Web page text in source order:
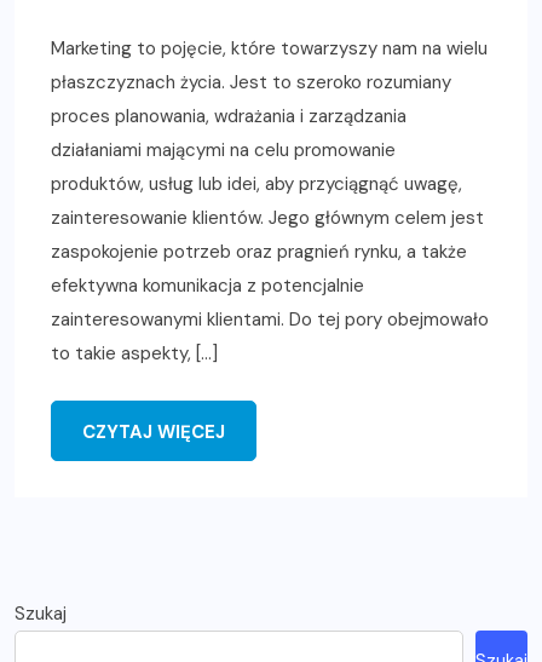
Marketing to pojęcie, które towarzyszy nam na wielu
płaszczyznach życia. Jest to szeroko rozumiany
proces planowania, wdrażania i zarządzania
działaniami mającymi na celu promowanie
produktów, usług lub idei, aby przyciągnąć uwagę,
zainteresowanie klientów. Jego głównym celem jest
zaspokojenie potrzeb oraz pragnień rynku, a także
efektywna komunikacja z potencjalnie
zainteresowanymi klientami. Do tej pory obejmowało
to takie aspekty, […]
CZYTAJ WIĘCEJ
Szukaj